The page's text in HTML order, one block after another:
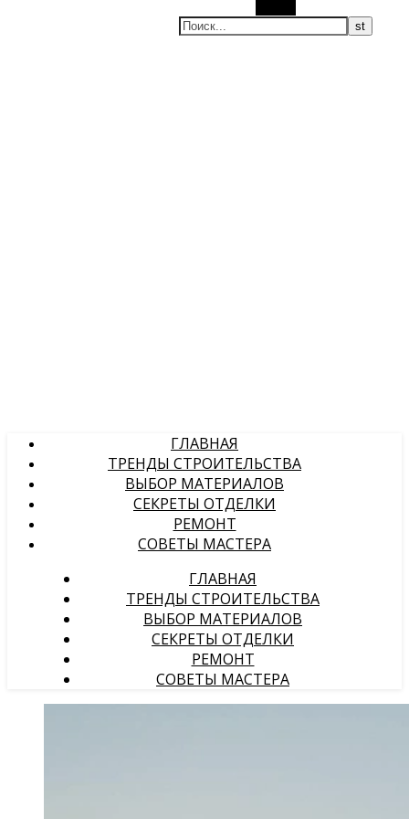
ГЛАВНАЯ
ТРЕНДЫ СТРОИТЕЛЬСТВА
ВЫБОР МАТЕРИАЛОВ
СЕКРЕТЫ ОТДЕЛКИ
РЕМОНТ
СОВЕТЫ МАСТЕРА
ГЛАВНАЯ
ТРЕНДЫ СТРОИТЕЛЬСТВА
ВЫБОР МАТЕРИАЛОВ
СЕКРЕТЫ ОТДЕЛКИ
РЕМОНТ
СОВЕТЫ МАСТЕРА